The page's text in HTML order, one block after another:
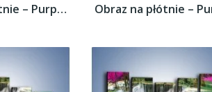
Obraz na płótnie – Purpurowy las i...